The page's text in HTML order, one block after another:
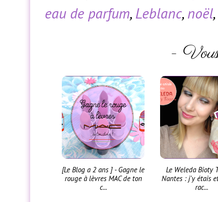
eau de parfum, Leblanc, noël,
-
[Le Blog a 2 ans ] - Gagne le
rouge à lèvres MAC de ton
c...
Le Weleda Bioty
Nantes : j'y étais
rac...